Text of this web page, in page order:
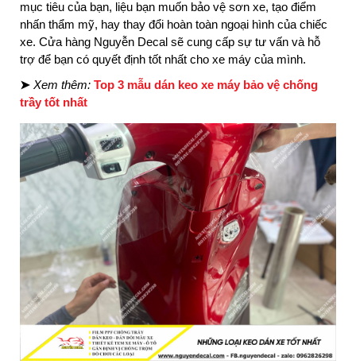
mục tiêu của bạn, liệu bạn muốn bảo vệ sơn xe, tạo điểm
nhấn thẩm mỹ, hay thay đổi hoàn toàn ngoại hình của chiếc
xe. Cửa hàng Nguyễn Decal sẽ cung cấp sự tư vấn và hỗ
trợ để bạn có quyết định tốt nhất cho xe máy của mình.
➤ Xem thêm: Top 3 mẫu dán keo xe máy bảo vệ chống
trầy tốt nhất